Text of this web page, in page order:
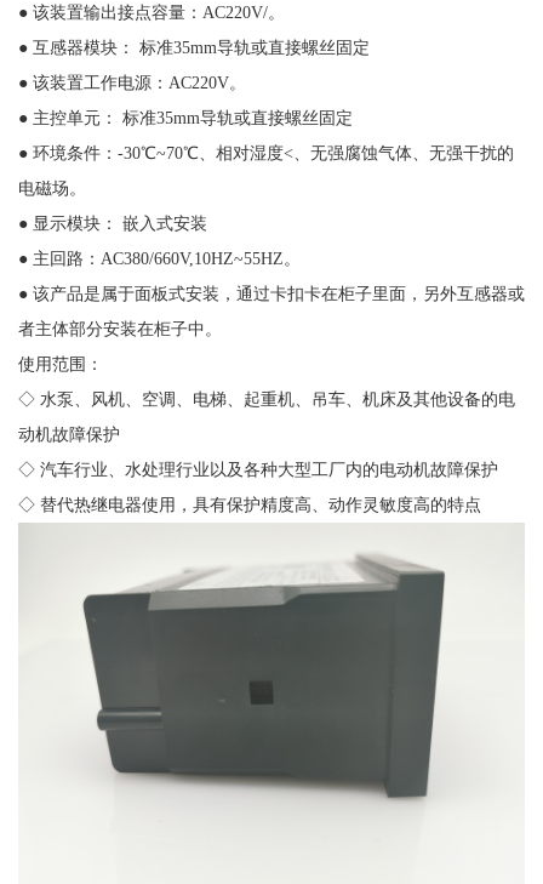
● 该装置输出接点容量：AC220V/。
● 互感器模块： 标准35mm导轨或直接螺丝固定
● 该装置工作电源：AC220V。
● 主控单元： 标准35mm导轨或直接螺丝固定
● 环境条件：-30℃~70℃、相对湿度<、无强腐蚀气体、无强干扰的
电磁场。
● 显示模块： 嵌入式安装
● 主回路：AC380/660V,10HZ~55HZ。
● 该产品是属于面板式安装，通过卡扣卡在柜子里面，另外互感器或
者主体部分安装在柜子中。
使用范围：
◇ 水泵、风机、空调、电梯、起重机、吊车、机床及其他设备的电
动机故障保护
◇ 汽车行业、水处理行业以及各种大型工厂内的电动机故障保护
◇ 替代热继电器使用，具有保护精度高、动作灵敏度高的特点